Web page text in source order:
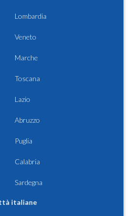
Lombardia
Veneto
Marche
Toscana
Lazio
Abruzzo
Puglia
Calabria
Sardegna
italiane